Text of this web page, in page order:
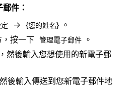
件：
→ {您的姓名} 。
，按一下 管理電子郵件 。
，然後輸入您想使用的新電子郵
然後輸入傳送到您新電子郵件地